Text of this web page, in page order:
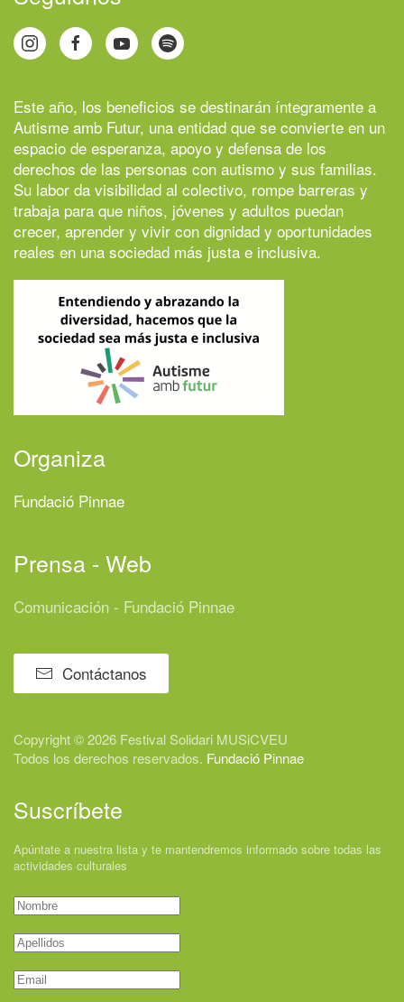
Este año, los beneficios se destinarán íntegramente a
Autisme amb Futur, una entidad que se convierte en un
espacio de esperanza, apoyo y defensa de los
derechos de las personas con autismo y sus familias.
Su labor da visibilidad al colectivo, rompe barreras y
trabaja para que niños, jóvenes y adultos puedan
crecer, aprender y vivir con dignidad y oportunidades
reales en una sociedad más justa e inclusiva.
Organiza
Fundació Pinnae
Prensa - Web
Comunicación - Fundació Pinnae
Contáctanos
Copyright © 2026 Festival Solidari MUSiCVEU
Todos los derechos reservados. Fundació Pinnae
Suscríbete
Apúntate a nuestra lista y te mantendremos informado sobre todas las
actividades culturales